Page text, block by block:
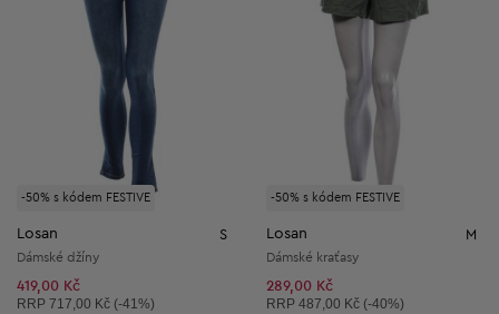
-50% s kódem FESTIVE
Losan S
Dámské džíny
419,00 Kč
Doporučená cena:
RRP 717,00 Kč (-41%)
-50% s kódem FESTIVE
Losan M
Dámské kraťasy
289,00 Kč
Doporučená cena:
RRP 487,00 Kč (-40%)